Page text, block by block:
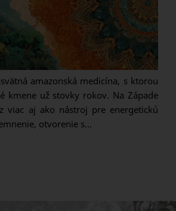
amazonská medicína, s ktorou
kmene už stovky rokov. Na Západe
viac aj ako nástroj pre energetickú
otvorenie s...